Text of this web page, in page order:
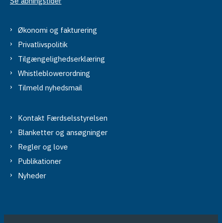
Økonomi og fakturering
Privatlivspolitik
Tilgængelighedserklæring
Whistleblowerordning
Tilmeld nyhedsmail
Kontakt Færdselsstyrelsen
Blanketter og ansøgninger
Regler og love
Publikationer
Nyheder